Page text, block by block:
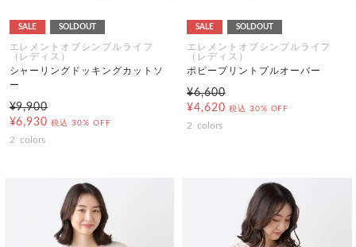
SALE SOLDOUT
エレメントオブシンプルライフ
（レディス）
シャーリングドッキングカットソ
ー
¥9,900
¥6,930 税込 30% OFF
2 colors
SALE SOLDOUT
エレメントオブシンプルライフ
（レディス）
ポピープリントプルオーバー
¥6,600
¥4,620 税込 30% OFF
2 colors